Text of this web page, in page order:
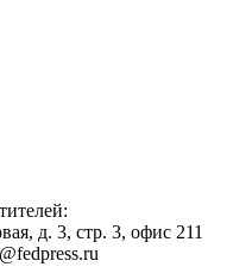
д. 3, стр. 3, офис 211